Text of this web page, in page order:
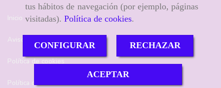
tus hábitos de navegación (por ejemplo, páginas
visitadas). Política de cookies.
CONFIGURAR RECHAZAR
ACEPTAR
Inicio
Aviso Legal
Política de cookies
Política de Privacidad